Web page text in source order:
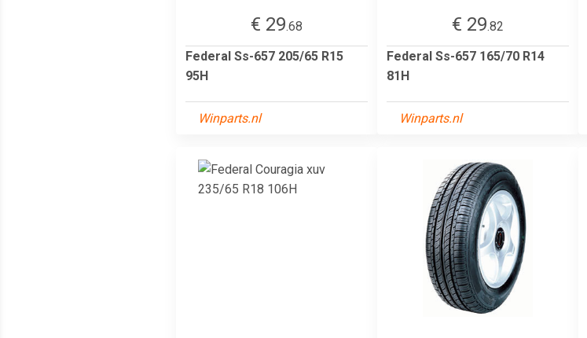
€ 29.68
Federal Ss-657 205/65 R15
95H
Winparts.nl
€ 29.82
Federal Ss-657 165/70 R14
81H
Winparts.nl